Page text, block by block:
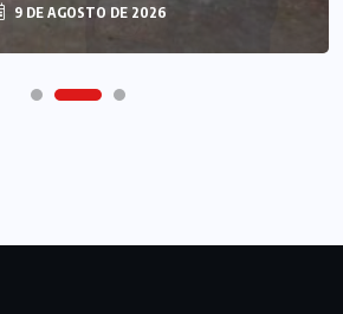
9 DE AGOSTO DE 2026